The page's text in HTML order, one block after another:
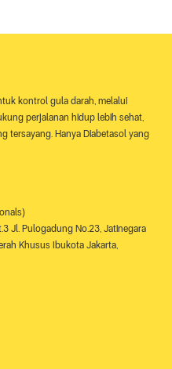
kontrol gula darah, melalui
perjalanan hidup lebih sehat,
tersayang. Hanya Diabetasol yang
Jl. Pulogadung No.23, Jatinegara
Khusus Ibukota Jakarta,